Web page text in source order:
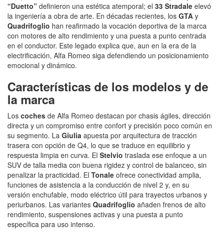
“Duetto” definieron una estética atemporal; el 33 Stradale elevó
la ingeniería a obra de arte. En décadas recientes, los GTA y
Quadrifoglio han reafirmado la vocación deportiva de la marca
con motores de alto rendimiento y una puesta a punto centrada
en el conductor. Este legado explica que, aun en la era de la
electrificación, Alfa Romeo siga defendiendo un posicionamiento
emocional y dinámico.
Características de los modelos y de
la marca
Los coches de Alfa Romeo destacan por chasis ágiles, dirección
directa y un compromiso entre confort y precisión poco común en
su segmento. La Giulia apuesta por arquitectura de tracción
trasera con opción de Q4, lo que se traduce en equilibrio y
respuesta limpia en curva. El Stelvio traslada ese enfoque a un
SUV de talla media con buena rigidez y control de balanceo, sin
penalizar la practicidad. El Tonale ofrece conectividad amplia,
funciones de asistencia a la conducción de nivel 2 y, en su
versión enchufable, modo eléctrico útil para trayectos urbanos y
periurbanos. Las variantes Quadrifoglio añaden frenos de alto
rendimiento, suspensiones activas y una puesta a punto
específica para uso intenso.